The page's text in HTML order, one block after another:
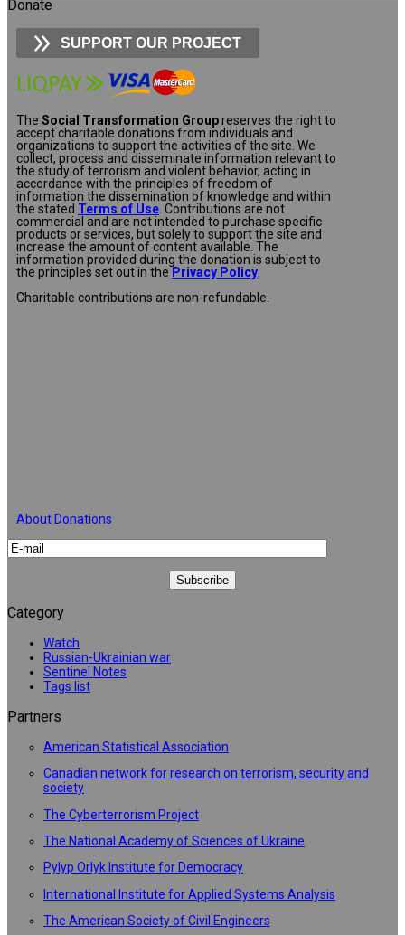
Donate
SUPPORT OUR PROJECT
The Social Transformation Groupreserves the right to
accept charitable donations from individuals and
organizations to support the activities of the site. We
collect, process and disseminate information relevant to
the study of terrorism and violent behavior, acting in
accordance with the principles of freedom of
information the dissemination of knowledge and within
the stated Terms of Use . Contributions are not
commercial and are not intended to purchase specific
products or services, but solely to support the site and
increase the amount of content available. The
information provided during the donation is subject to
the principles set out in the Privacy Policy
Charitable contributions are non-refundable.
About Donations
Category
Watch
Russian-Ukrainian war
Sentinel Notes
Tags list
Partners
American Statistical Association
Canadian network for research on terrorism, security and
society
The Cyberterrorism Project
The National Academy of Sciences of Ukraine
Pylyp Orlyk Institute for Democracy
International Institute for Applied Systems Analysis
The American Society of Civil Engineers